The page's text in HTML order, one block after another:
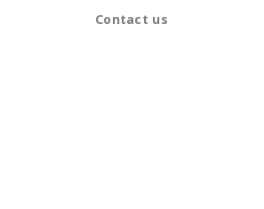
Contact us